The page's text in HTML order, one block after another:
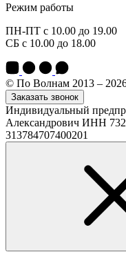
Режим работы
ПН-ПТ с 10.00 до 19.00
СБ с 10.00 до 18.00
© По Волнам 2013 –
Заказать звонок
Индивидуальный
Александрович ИНН
313784707400201